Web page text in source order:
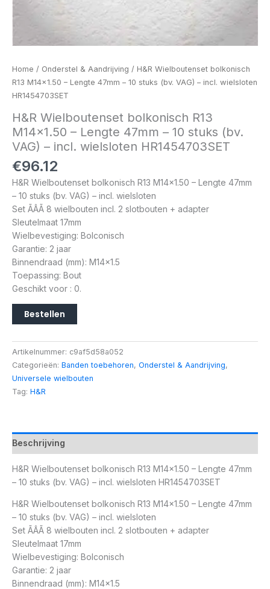
Home / Onderstel & Aandrijving / H&R Wielboutenset bolkonisch
R13 M14x1.50 – Lengte 47mm – 10 stuks (bv. VAG) – incl. wielsloten
HR1454703SET
H&R Wielboutenset bolkonisch R13
M14x1.50 – Lengte 47mm – 10 stuks (bv.
VAG) – incl. wielsloten HR1454703SET
€96.12
H&R Wielboutenset bolkonisch R13 M14x1.50 – Lengte 47mm
– 10 stuks (bv. VAG) – incl. wielsloten
Set ÃÂÃ 8 wielbouten incl. 2 slotbouten + adapter
Sleutelmaat 17mm
Wielbevestiging: Bolconisch
Garantie: 2 jaar
Binnendraad (mm): M14x1.5
Toepassing: Bout
Geschikt voor : 0.
Bestellen
Artikelnummer: c9af5d58a052
Categorieën: Banden toebehoren, Onderstel & Aandrijving,
Universele wielbouten
Tag: H&R
Beschrijving
H&R Wielboutenset bolkonisch R13 M14x1.50 – Lengte 47mm
– 10 stuks (bv. VAG) – incl. wielsloten HR1454703SET
H&R Wielboutenset bolkonisch R13 M14x1.50 – Lengte 47mm
– 10 stuks (bv. VAG) – incl. wielsloten
Set ÃÂÃ 8 wielbouten incl. 2 slotbouten + adapter
Sleutelmaat 17mm
Wielbevestiging: Bolconisch
Garantie: 2 jaar
Binnendraad (mm): M14x1.5